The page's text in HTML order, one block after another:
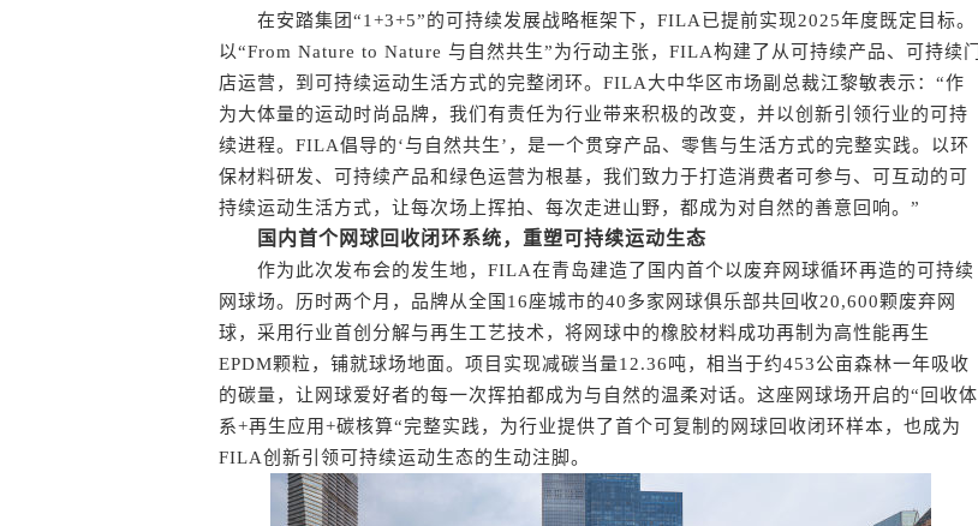
在安踏集团“1+3+5”的可持续发展战略框架下，FILA已提前实现2025年度既定目标。
以“From Nature to Nature 与自然共生”为行动主张，FILA构建了从可持续产品、可持续门
店运营，到可持续运动生活方式的完整闭环。FILA大中华区市场副总裁江黎敏表示：“作
为大体量的运动时尚品牌，我们有责任为行业带来积极的改变，并以创新引领行业的可持
续进程。FILA倡导的‘与自然共生’，是一个贯穿产品、零售与生活方式的完整实践。以环
保材料研发、可持续产品和绿色运营为根基，我们致力于打造消费者可参与、可互动的可
持续运动生活方式，让每次场上挥拍、每次走进山野，都成为对自然的善意回响。”
国内首个网球回收闭环系统，重塑可持续运动生态
作为此次发布会的发生地，FILA在青岛建造了国内首个以废弃网球循环再造的可持续
网球场。历时两个月，品牌从全国16座城市的40多家网球俱乐部共回收20,600颗废弃网
球，采用行业首创分解与再生工艺技术，将网球中的橡胶材料成功再制为高性能再生
EPDM颗粒，铺就球场地面。项目实现减碳当量12.36吨，相当于约453公亩森林一年吸收
的碳量，让网球爱好者的每一次挥拍都成为与自然的温柔对话。这座网球场开启的“回收体
系+再生应用+碳核算“完整实践，为行业提供了首个可复制的网球回收闭环样本，也成为
FILA创新引领可持续运动生态的生动注脚。